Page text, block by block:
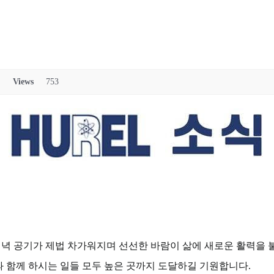
Views 753
공기가 제법 차가워지며 선선한 바람이 삶에 새로운 활력을
께 하시는 일들 모두 높은 곳까지 도달하길 기원합니다.